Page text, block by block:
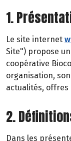
1.
Le site internet
Site") propose
coopérative
organisation,
actualités, offres
2.
Dans les